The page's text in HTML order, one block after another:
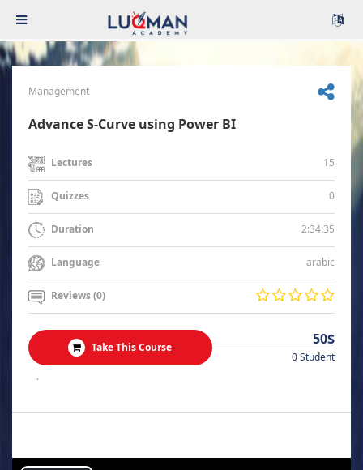
Management
Advance S-Curve using Power BI
Lectures 15
Quizzes 0
Duration 2:34:35
Language arabic
Reviews (0)
Take This Course 50$
0 Student
.